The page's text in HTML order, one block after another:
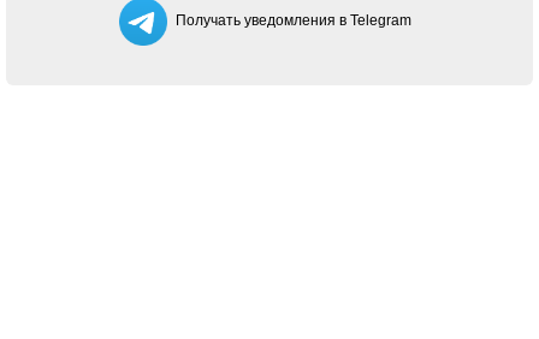
Получать уведомления в Telegram